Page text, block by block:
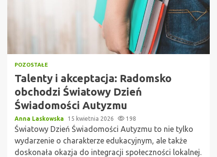
POZOSTAŁE
Talenty i akceptacja: Radomsko
obchodzi Światowy Dzień
Świadomości Autyzmu
Anna Laskowska 15 kwietnia 2026 198
Światowy Dzień Świadomości Autyzmu to nie tylko
wydarzenie o charakterze edukacyjnym, ale także
doskonała okazja do integracji społeczności lokalnej.